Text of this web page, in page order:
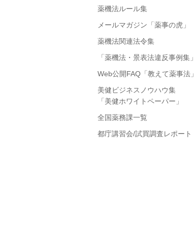
薬機法ルール集
メールマガジン「薬事の虎」
薬機法関連法令集
「薬機法・景表法違反事例集」
Web公開FAQ「教えて薬事法」
美健ビジネスノウハウ集
「美健ホワイトペーパー」
全国薬務課一覧
都庁講習会/試買調査レポート